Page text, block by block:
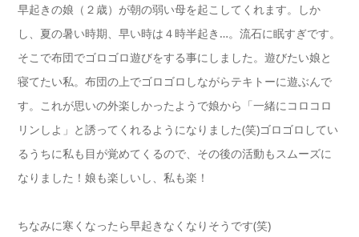
早起きの娘（２歳）が朝の弱い母を起こしてくれます。しか
し、夏の暑い時期、早い時は４時半起き…。流石に眠すぎです。
そこで布団でゴロゴロ遊びをする事にしました。遊びたい娘と
寝てたい私。布団の上でゴロゴロしながらテキトーに遊ぶんで
す。これが思いの外楽しかったようで娘から「一緒にコロコロ
リンしよ」と誘ってくれるようになりました(笑)ゴロゴロしてい
るうちに私も目が覚めてくるので、その後の活動もスムーズに
なりました！娘も楽しいし、私も楽！
ちなみに寒くなったら早起きなくなりそうです(笑)